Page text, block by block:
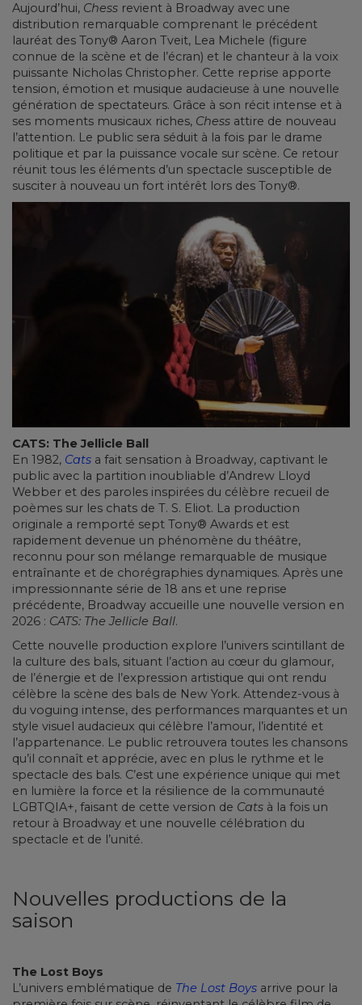
Aujourd’hui, Chess revient à Broadway avec une
distribution remarquable comprenant le précédent
lauréat des Tony® Aaron Tveit, Lea Michele (figure
connue de la scène et de l’écran) et le chanteur à la voix
puissante Nicholas Christopher. Cette reprise apporte
tension, émotion et musique audacieuse à une nouvelle
génération de spectateurs. Grâce à son récit intense et à
ses moments musicaux riches, Chess attire de nouveau
l’attention. Le public sera séduit à la fois par le drame
politique et par la puissance vocale sur scène. Ce retour
réunit tous les éléments d’un spectacle susceptible de
susciter à nouveau un fort intérêt lors des Tony®.
CATS: The Jellicle Ball
En 1982, Cats a fait sensation à Broadway, captivant le
public avec la partition inoubliable d’Andrew Lloyd
Webber et des paroles inspirées du célèbre recueil de
poèmes sur les chats de T. S. Eliot. La production
originale a remporté sept Tony® Awards et est
rapidement devenue un phénomène du théâtre,
reconnu pour son mélange remarquable de musique
entraînante et de chorégraphies dynamiques. Après une
impressionnante série de 18 ans et une reprise
précédente, Broadway accueille une nouvelle version en
2026 : CATS: The Jellicle Ball.
Cette nouvelle production explore l’univers scintillant de
la culture des bals, situant l’action au cœur du glamour,
de l’énergie et de l’expression artistique qui ont rendu
célèbre la scène des bals de New York. Attendez-vous à
du voguing intense, des performances marquantes et un
style visuel audacieux qui célèbre l’amour, l’identité et
l’appartenance. Le public retrouvera toutes les chansons
qu’il connaît et apprécie, avec en plus le rythme et le
spectacle des bals. C’est une expérience unique qui met
en lumière la force et la résilience de la communauté
LGBTQIA+, faisant de cette version de Cats à la fois un
retour à Broadway et une nouvelle célébration du
spectacle et de l’unité.
Nouvelles productions de la
saison
The Lost Boys
L’univers emblématique de The Lost Boys arrive pour la